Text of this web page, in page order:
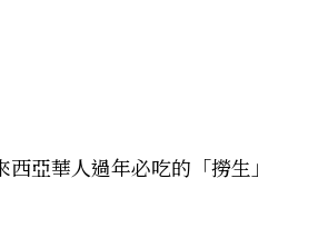
亞華人過年必吃的「撈生」